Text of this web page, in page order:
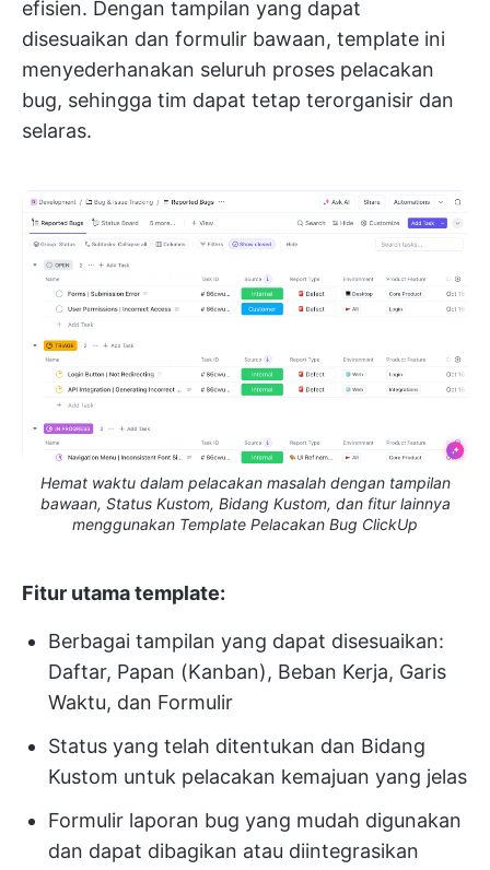
efisien. Dengan tampilan yang dapat
disesuaikan dan formulir bawaan, template ini
menyederhanakan seluruh proses pelacakan
bug, sehingga tim dapat tetap terorganisir dan
selaras.
Hemat waktu dalam pelacakan masalah dengan tampilan
bawaan, Status Kustom, Bidang Kustom, dan fitur lainnya
menggunakan Template Pelacakan Bug ClickUp
Fitur utama template:
Berbagai tampilan yang dapat disesuaikan:
Daftar, Papan (Kanban), Beban Kerja, Garis
Waktu, dan Formulir
Status yang telah ditentukan dan Bidang
Kustom untuk pelacakan kemajuan yang jelas
Formulir laporan bug yang mudah digunakan
dan dapat dibagikan atau diintegrasikan